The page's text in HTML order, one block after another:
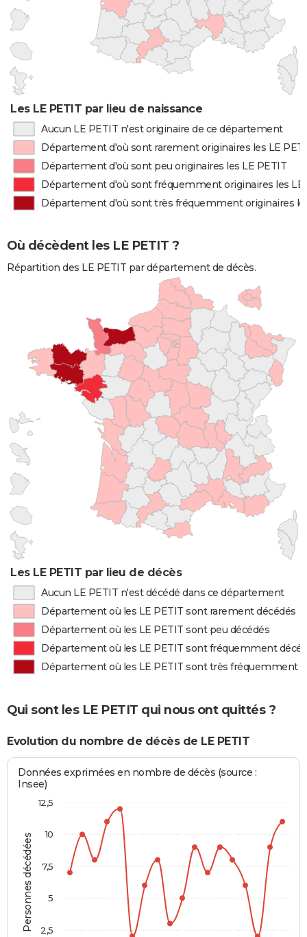
Les LE PETIT par lieu de naissance
Aucun LE PETIT n'est originaire de ce département
Département d'où sont rarement originaires les LE
Département d'où sont peu originaires les LE PETIT
Département d'où sont fréquemment originaires les LE
Département d'où sont très fréquemment originaires
Où décèdent les LE PETIT ?
Répartition des LE PETIT par département de décès.
Les LE PETIT par lieu de décès
Aucun LE PETIT n'est décédé dans ce département
Département où les LE PETIT sont rarement décédés
Département où les LE PETIT sont peu décédés
Département où les LE PETIT sont fréquemment
Département où les LE PETIT sont très fréquemment
Qui sont les LE PETIT qui nous ont quittés ?
Evolution du nombre de décès de LE PETIT
Personnes décédées
Données exprimées en nombre de décès (source :
Insee)
2,5
5
7,5
10
12,5